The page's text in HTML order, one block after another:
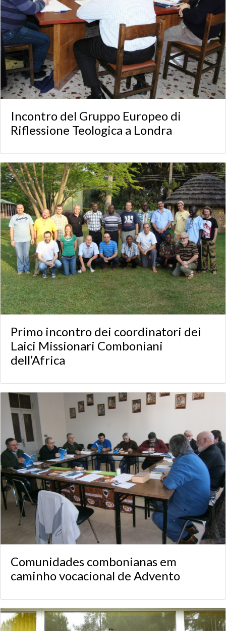
Incontro del Gruppo Europeo di
Riflessione Teologica a Londra
Primo incontro dei coordinatori dei
Laici Missionari Comboniani
dell’Africa
Comunidades combonianas em
caminho vocacional de Advento